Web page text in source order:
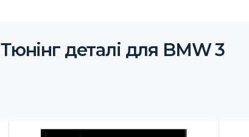
Тюнінг деталі для BMW 3